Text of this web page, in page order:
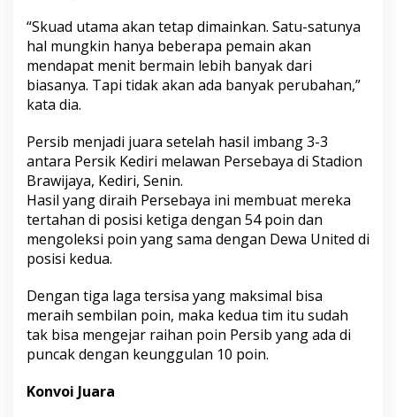
“Skuad utama akan tetap dimainkan. Satu-satunya
hal mungkin hanya beberapa pemain akan
mendapat menit bermain lebih banyak dari
biasanya. Tapi tidak akan ada banyak perubahan,”
kata dia.
Persib menjadi juara setelah hasil imbang 3-3
antara Persik Kediri melawan Persebaya di Stadion
Brawijaya, Kediri, Senin.
Hasil yang diraih Persebaya ini membuat mereka
tertahan di posisi ketiga dengan 54 poin dan
mengoleksi poin yang sama dengan Dewa United di
posisi kedua.
Dengan tiga laga tersisa yang maksimal bisa
meraih sembilan poin, maka kedua tim itu sudah
tak bisa mengejar raihan poin Persib yang ada di
puncak dengan keunggulan 10 poin.
Konvoi Juara